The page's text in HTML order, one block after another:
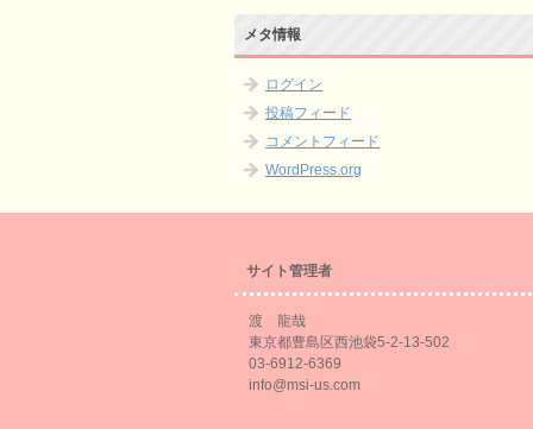
メタ情報
ログイン
投稿フィード
コメントフィード
WordPress.org
サイト管理者
渡 龍哉
東京都豊島区西池袋5-2-13-502
03-6912-6369
info@msi-us.com